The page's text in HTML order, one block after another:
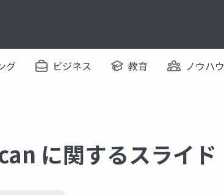
グ ビジネス 教育 ノウハウ
に関するスライド